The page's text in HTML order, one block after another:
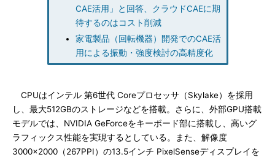
CAE活用」と回答、クラウドCAEに期
待するのはコスト削減
家電製品（回転機器）開発でのCAE活
用による振動・強度検討の高精度化
CPUはインテル 第6世代 Coreプロセッサ（Skylake）を採用
し、最大512GBのストレージなどを搭載。さらに、外部GPU搭載
モデルでは、NVIDIA GeForceをキーボード部に搭載し、高いグ
ラフィックス性能を実現するとしている。また、解像度
3000×2000（267PPI）の13.5インチ PixelSenseディスプレイを